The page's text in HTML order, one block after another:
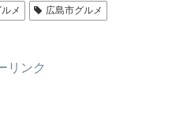
メ
広島市グルメ
リンク